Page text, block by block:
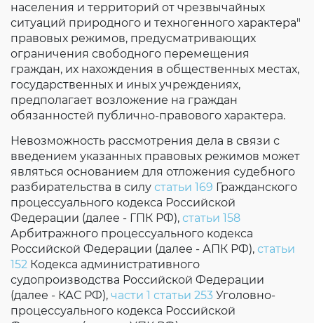
населения и территорий от чрезвычайных
ситуаций природного и техногенного характера"
правовых режимов, предусматривающих
ограничения свободного перемещения
граждан, их нахождения в общественных местах,
государственных и иных учреждениях,
предполагает возложение на граждан
обязанностей публично-правового характера.
Невозможность рассмотрения дела в связи с
введением указанных правовых режимов может
являться основанием для отложения судебного
разбирательства в силу статьи 169 Гражданского
процессуального кодекса Российской
Федерации (далее - ГПК РФ), статьи 158
Арбитражного процессуального кодекса
Российской Федерации (далее - АПК РФ), статьи
152 Кодекса административного
судопроизводства Российской Федерации
(далее - КАС РФ), части 1 статьи 253 Уголовно-
процессуального кодекса Российской